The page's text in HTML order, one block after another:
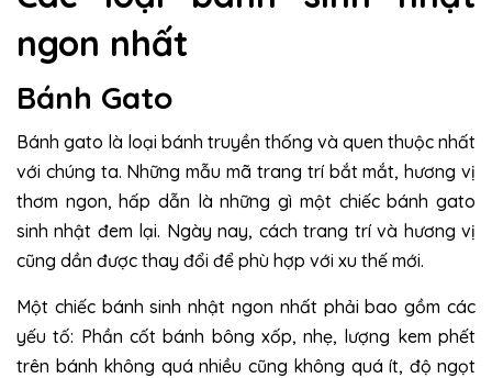
ngon nhất
Bánh Gato
Bánh gato là loại bánh truyền thống và quen thuộc nhất
với chúng ta. Những mẫu mã trang trí bắt mắt, hương vị
thơm ngon, hấp dẫn là những gì một chiếc bánh gato
sinh nhật đem lại. Ngày nay, cách trang trí và hương vị
cũng dần được thay đổi để phù hợp với xu thế mới.
Một chiếc bánh sinh nhật ngon nhất phải bao gồm các
yếu tố: Phần cốt bánh bông xốp, nhẹ, lượng kem phết
trên bánh không quá nhiều cũng không quá ít, độ ngọt